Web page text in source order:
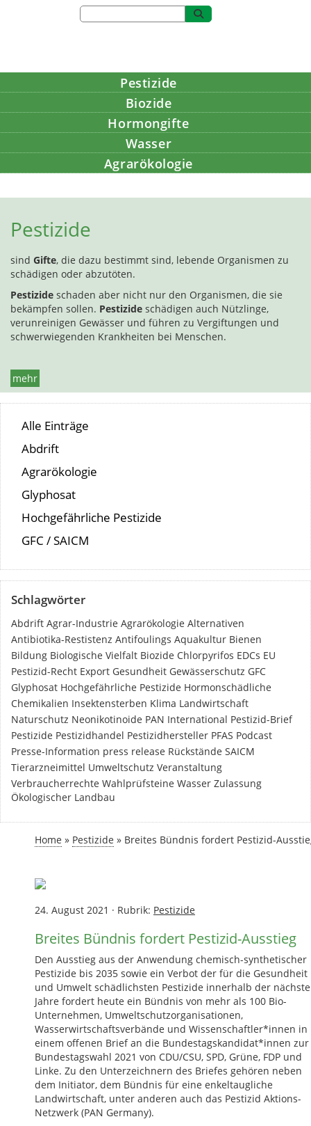
Pestizide
Biozide
Hormongifte
Wasser
Agrarökologie
Pestizide
sind Gifte, die dazu bestimmt sind, lebende Organismen zu
schädigen oder abzutöten.
Pestizide schaden aber nicht nur den Organismen, die sie
bekämpfen sollen. Pestizide schädigen auch Nützlinge,
verunreinigen Gewässer und führen zu Vergiftungen und
schwerwiegenden Krankheiten bei Menschen.
mehr
Alle Einträge
Abdrift
Agrarökologie
Glyphosat
Hochgefährliche Pestizide
GFC / SAICM
Schlagwörter
Abdrift Agrar-Industrie Agrarökologie Alternativen
Antibiotika-Restistenz Antifoulings Aquakultur Bienen
Bildung Biologische Vielfalt Biozide Chlorpyrifos EDCs EU
Pestizid-Recht Export Gesundheit Gewässerschutz GFC
Glyphosat Hochgefährliche Pestizide Hormonschädliche
Chemikalien Insektensterben Klima Landwirtschaft
Naturschutz Neonikotinoide PAN International Pestizid-Brief
Pestizide Pestizidhandel Pestizidhersteller PFAS Podcast
Presse-Information press release Rückstände SAICM
Tierarzneimittel Umweltschutz Veranstaltung
Verbraucherrechte Wahlprüfsteine Wasser Zulassung
Ökologischer Landbau
Home » Pestizide » Breites Bündnis fordert Pestizid-
24. August 2021 · Rubrik: Pestizide
Breites Bündnis fordert Pestizid-Ausstieg
Den Ausstieg aus der Anwendung chemisch-synthetischer
Pestizide bis 2035 sowie ein Verbot der für die Gesundheit
und Umwelt schädlichsten Pestizide innerhalb der
Jahre fordert heute ein Bündnis von mehr als 100 Bio-
Unternehmen, Umweltschutzorganisationen,
Wasserwirtschaftsverbände und Wissenschaftler*innen in
einem offenen Brief an die Bundestagskandidat*innen zur
Bundestagswahl 2021 von CDU/CSU, SPD, Grüne, FDP und
Linke. Zu den Unterzeichnern des Briefes gehören neben
dem Initiator, dem Bündnis für eine enkeltaugliche
Landwirtschaft, unter anderen auch das Pestizid Aktions-
Netzwerk (PAN Germany).